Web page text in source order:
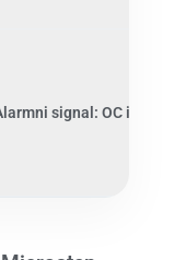
signal: OC